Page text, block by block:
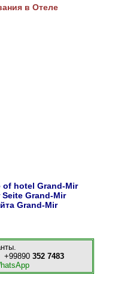
в Отеле
hotel Grand-Mir
Grand-Mir
Grand-Mir
352 7483